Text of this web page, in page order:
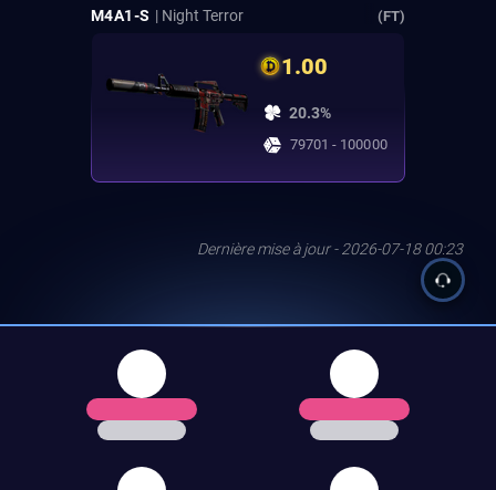
M4A1-S | Night Terror (FT)
1.00
20.3%
79701 - 100000
Dernière mise à jour - 2026-07-18 00:23